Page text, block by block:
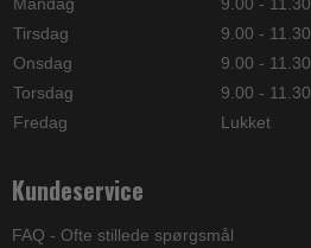
Mandag
9.00 - 11.30
Tirsdag
9.00 - 11.30
Onsdag
9.00 - 11.30
Torsdag
9.00 - 11.30
Fredag
Lukket
Kundeservice
FAQ - Ofte stillede spørgsmål